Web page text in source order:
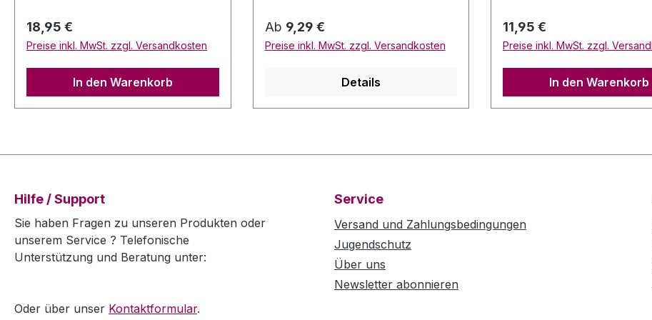
Grad Celsius Abbildung ähnlich
Regulärer Preis:
18,95 €
Preise inkl. MwSt. zzgl. Versandkosten
In den Warenkorb
Liter Trinktemperatur: 18 Grad
Celsius
Regulärer Preis:
Ab 9,29 €
Preise inkl. MwSt. zzgl. Versandkosten
Details
Sauvignon und Shiraz
2017 Alc 14,5 % Vol Alc.
0,75 Liter Trinktemperatur:
Celsius
Regulärer Preis:
11,95 €
Preise inkl. MwSt. zzgl.
In den Warenkorb
Hilfe / Support
Sie haben Fragen zu unseren Produkten oder
unserem Service ? Telefonische
Unterstützung und Beratung unter:
Oder über unser Kontaktformular.
Service
Versand und Zahlungsbedingungen
Jugendschutz
Über uns
Newsletter abonnieren